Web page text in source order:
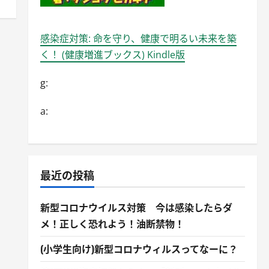
感染症対策: 命を守り、健康で明るい未来を築
く！ (健康増進ブックス) Kindle版
g:
a:
最近の投稿
新型コロナウイルス対策 今は感染したらダ
メ！正しく恐れよう！油断禁物！
(小学生向け)新型コロナウィルスってなーに？